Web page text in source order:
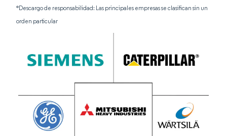
*Descargo de responsabilidad: Las principales empresas se clasifican sin un
orden particular